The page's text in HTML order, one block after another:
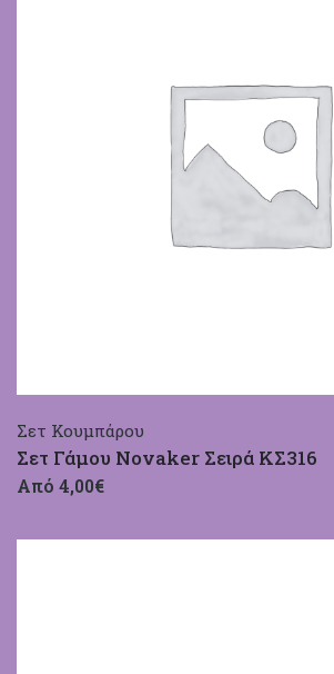
Σετ Κουμπάρου
Σετ Γάμου Novaker Σειρά ΚΣ316
Από 4,00€